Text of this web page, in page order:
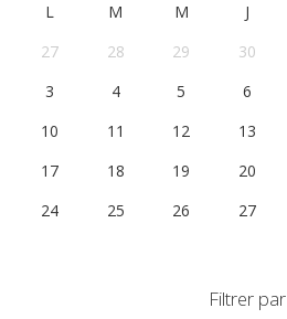
L M M J
27
28 29 30
3
4 5 6
10
11 12 13
17
18 19 20
24
25 26 27
Filtrer par